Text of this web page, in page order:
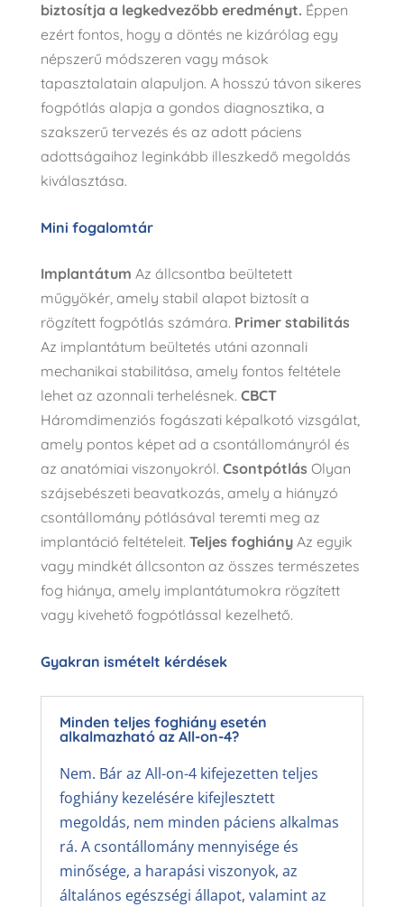
biztosítja a legkedvezőbb eredményt. Éppen
ezért fontos, hogy a döntés ne kizárólag egy
népszerű módszeren vagy mások
tapasztalatain alapuljon. A hosszú távon sikeres
fogpótlás alapja a gondos diagnosztika, a
szakszerű tervezés és az adott páciens
adottságaihoz leginkább illeszkedő megoldás
kiválasztása.
Mini fogalomtár
Implantátum Az állcsontba beültetett
műgyökér, amely stabil alapot biztosít a
rögzített fogpótlás számára. Primer stabilitás
Az implantátum beültetés utáni azonnali
mechanikai stabilitása, amely fontos feltétele
lehet az azonnali terhelésnek. CBCT
Háromdimenziós fogászati képalkotó vizsgálat,
amely pontos képet ad a csontállományról és
az anatómiai viszonyokról. Csontpótlás Olyan
szájsebészeti beavatkozás, amely a hiányzó
csontállomány pótlásával teremti meg az
implantáció feltételeit. Teljes foghiány Az egyik
vagy mindkét állcsonton az összes természetes
fog hiánya, amely implantátumokra rögzített
vagy kivehető fogpótlással kezelhető.
Gyakran ismételt kérdések
Minden teljes foghiány esetén
alkalmazható az All-on-4?
Nem. Bár az All-on-4 kifejezetten teljes
foghiány kezelésére kifejlesztett
megoldás, nem minden páciens alkalmas
rá. A csontállomány mennyisége és
minősége, a harapási viszonyok, az
általános egészségi állapot, valamint az